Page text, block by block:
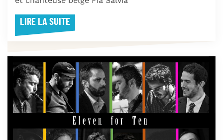
LIRE LA SUITE